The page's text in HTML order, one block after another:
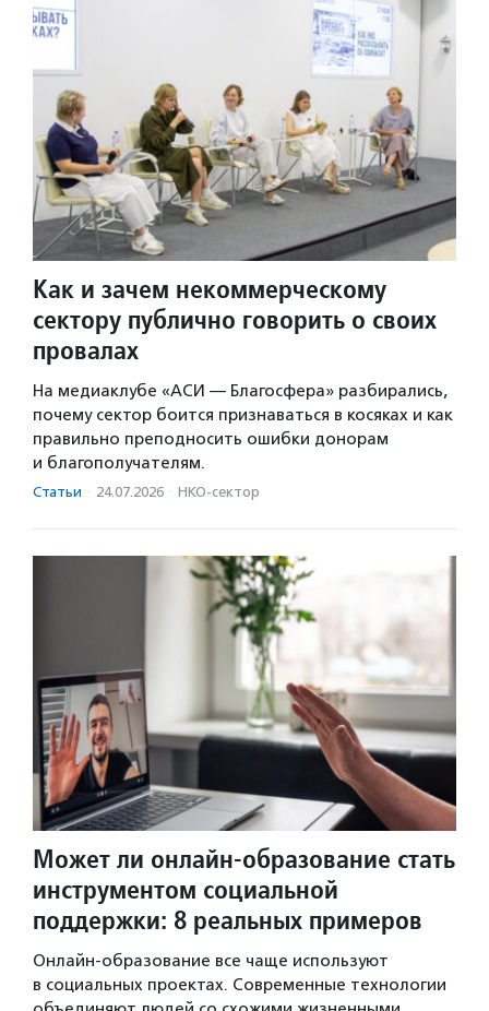
Как и зачем некоммерческому
сектору публично говорить о своих
провалах
На медиаклубе «АСИ — Благосфера» разбирались,
почему сектор боится признаваться в косяках и как
правильно преподносить ошибки донорам
и благополучателям.
Статьи · 24.07.2026 · НКО-сектор
Может ли онлайн-образование стать
инструментом социальной
поддержки: 8 реальных примеров
Онлайн-образование все чаще используют
в социальных проектах. Современные технологии